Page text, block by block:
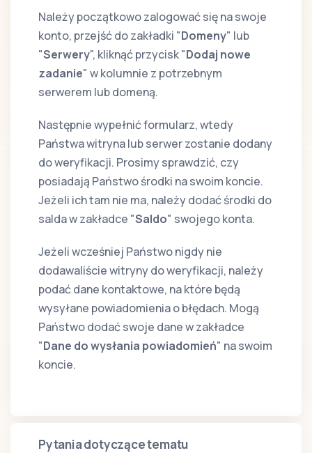
Należy początkowo zalogować się na swoje
konto, przejść do zakładki "Domeny" lub
"Serwery", kliknąć przycisk "Dodaj nowe
zadanie" w kolumnie z potrzebnym
serwerem lub domeną.
Następnie wypełnić formularz, wtedy
Państwa witryna lub serwer zostanie dodany
do weryfikacji. Prosimy sprawdzić, czy
posiadają Państwo środki na swoim koncie.
Jeżeli ich tam nie ma, należy dodać środki do
salda w zakładce "Saldo" swojego konta.
Jeżeli wcześniej Państwo nigdy nie
dodawaliście witryny do weryfikacji, należy
podać dane kontaktowe, na które będą
wysyłane powiadomienia o błędach. Mogą
Państwo dodać swoje dane w zakładce
"Dane do wysłania powiadomień" na swoim
koncie.
Pytania dotyczące tematu